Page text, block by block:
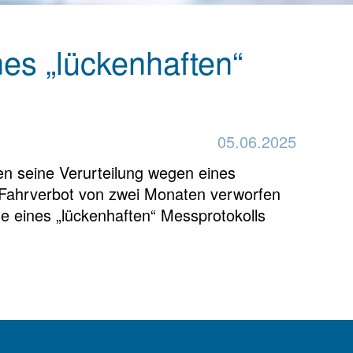
„lückenhaften“
05.06.2025
seine Verurteilung wegen eines
von zwei Monaten verworfen
„lückenhaften“ Messprotokolls